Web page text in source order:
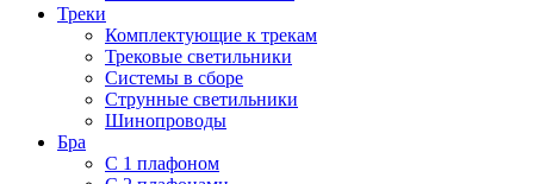
Треки
Комплектующие к трекам
Трековые светильники
Системы в сборе
Струнные светильники
Шинопроводы
Бра
С 1 плафоном